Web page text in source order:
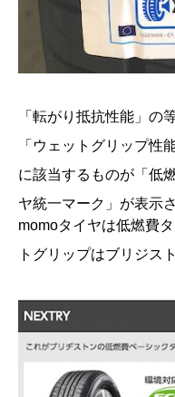
「転がり抵抗性能」の
「ウェットグリップ性
に該当するものが「低
ヤ統一マーク」が表示
momoタイヤは低燃費
トグリップはブリジス